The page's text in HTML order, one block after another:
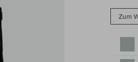
Zum